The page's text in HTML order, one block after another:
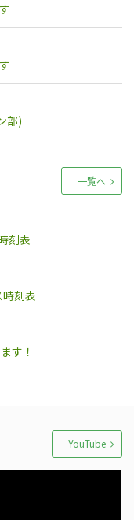
部)
一覧へ
刻表
刻表
す！
YouTube